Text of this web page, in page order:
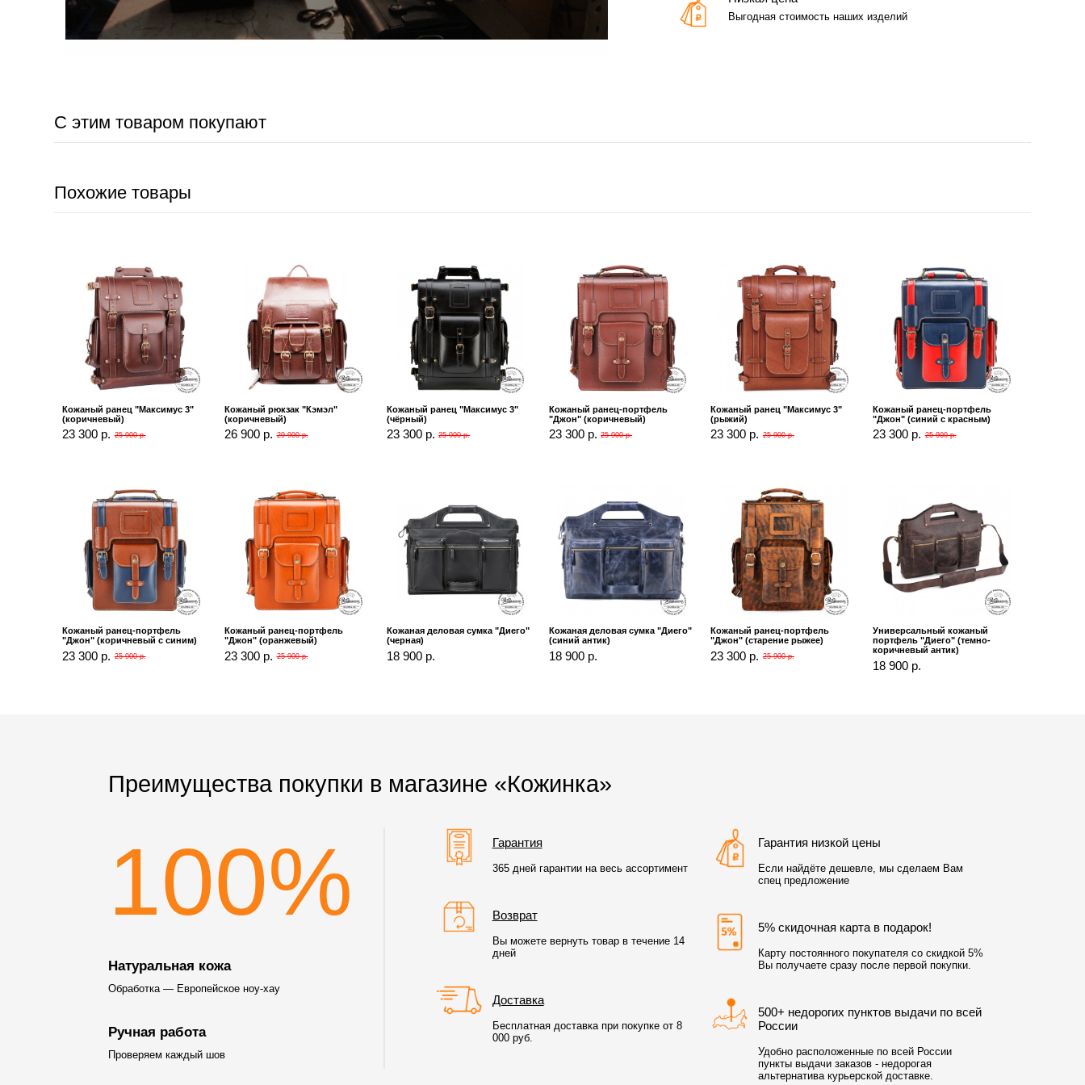
Выгодная стоимость наших изделий
С этим товаром покупают
Похожие товары
Кожаный ранец "Максимус 3"
(коричневый)
23 300 р. 25 900 р.
Кожаный рюкзак "Кэмэл"
(коричневый)
26 900 р. 29 900 р.
Кожаный ранец "Максимус 3"
(чёрный)
23 300 р. 25 900 р.
Кожаный ранец-портфель
"Джон" (коричневый)
23 300 р. 25 900 р.
Кожаный ранец "Максимус 3"
(рыжий)
23 300 р. 25 900 р.
Кожаный ранец-портфель
"Джон" (синий с красным)
23 300 р. 25 900 р.
Кожаный ранец-портфель
"Джон" (коричневый с синим)
23 300 р. 25 900 р.
Кожаный ранец-портфель
"Джон" (оранжевый)
23 300 р. 25 900 р.
Кожаная деловая сумка "Диего"
(черная)
18 900 р.
Кожаная деловая сумка "Диего"
(синий антик)
18 900 р.
Кожаный ранец-портфель
"Джон" (старение рыжее)
23 300 р. 25 900 р.
Универсальный кожаный
портфель "Диего" (темно-
коричневый антик)
18 900 р.
Преимущества покупки в магазине «Кожинка»
100%
Натуральная кожа
Обработка — Европейское ноу-хау
Ручная работа
Проверяем каждый шов
Гарантия
365 дней гарантии на весь ассортимент
Возврат
Вы можете вернуть товар в течение 14
дней
Доставка
Бесплатная доставка при покупке от 8
000 руб.
Гарантия низкой цены
Если найдёте дешевле, мы сделаем Вам
спец предложение
5% скидочная карта в подарок!
Карту постоянного покупателя со скидкой 5%
Вы получаете сразу после первой покупки.
500+ недорогих пунктов выдачи по всей
России
Удобно расположенные по всей России
пункты выдачи заказов - недорогая
альтернатива курьерской доставке.